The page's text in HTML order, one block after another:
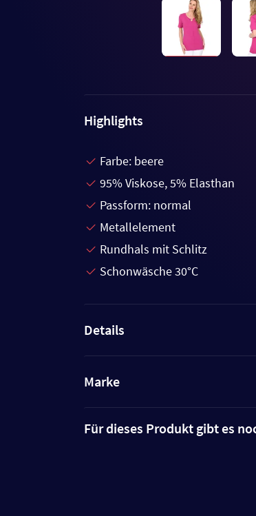
Highlights
Farbe: beere
95% Viskose, 5% Elasthan
Passform: normal
Metallelement
Rundhals mit Schlitz
Schonwäsche 30°C
Details
Marke
Für dieses Produkt gibt es